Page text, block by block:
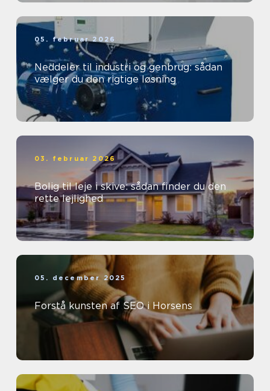
05. februar 2026
Neddeler til industri og genbrug: sådan
vælger du den rigtige løsning
03. februar 2026
Bolig til leje i skive: sådan finder du den
rette lejlighed
05. december 2025
Forstå kunsten af SEO i Horsens